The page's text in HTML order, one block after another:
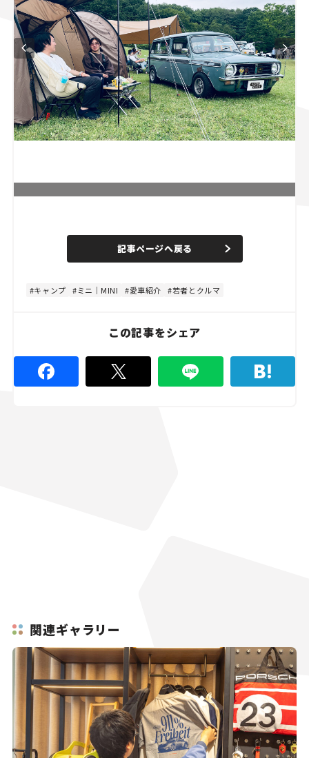
n
e
d
8
%
記事ページへ戻る
キャンプ ミニ｜MINI 愛車紹介 若者とクルマ
この記事をシェア
関連ギャラリー